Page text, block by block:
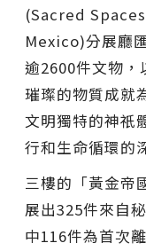
(Sacred
Mexico)分展廳
逾2600件文物，
璀璨的物質成就
文明獨特的神祇
行和生命循環的
三樓的「黃金帝
展出325件來自
中116件為首次